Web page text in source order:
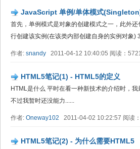
JavaScript 单例/单体模式
首先，单例模式是对象的创建模式之一，此外
行创建该实例(在该类内部创建自身的实例对象)
作者: snandy 2011-04-12 10:40:05 阅读：
HTML5笔记(1) - HTML5的定义
HTML是什么 平时在看一种新技术的介绍时，
不过我暂时还没能力......
作者: Oneway102 2011-04-02 10:22:57 阅读
HTML5笔记(2) - 为什么需要HTML5